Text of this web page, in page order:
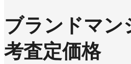
ブランドマン
考査定価格